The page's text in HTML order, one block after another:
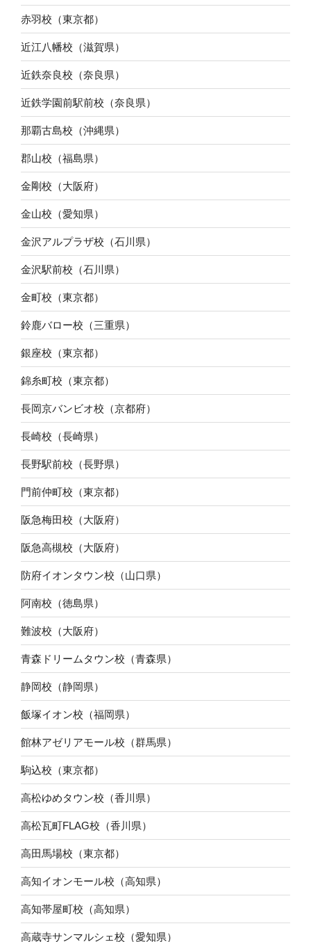
赤羽校（東京都）
近江八幡校（滋賀県）
近鉄奈良校（奈良県）
近鉄学園前駅前校（奈良県）
那覇古島校（沖縄県）
郡山校（福島県）
金剛校（大阪府）
金山校（愛知県）
金沢アルプラザ校（石川県）
金沢駅前校（石川県）
金町校（東京都）
鈴鹿バロー校（三重県）
銀座校（東京都）
錦糸町校（東京都）
長岡京バンビオ校（京都府）
長崎校（長崎県）
長野駅前校（長野県）
門前仲町校（東京都）
阪急梅田校（大阪府）
阪急高槻校（大阪府）
防府イオンタウン校（山口県）
阿南校（徳島県）
難波校（大阪府）
青森ドリームタウン校（青森県）
静岡校（静岡県）
飯塚イオン校（福岡県）
館林アゼリアモール校（群馬県）
駒込校（東京都）
高松ゆめタウン校（香川県）
高松瓦町FLAG校（香川県）
高田馬場校（東京都）
高知イオンモール校（高知県）
高知帯屋町校（高知県）
高蔵寺サンマルシェ校（愛知県）